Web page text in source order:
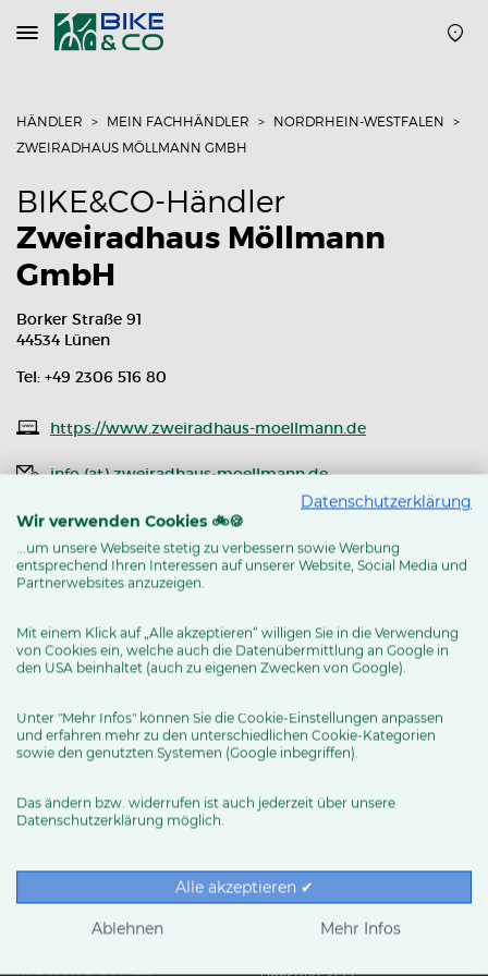
Navigation
öffnen
HÄNDLER MEIN FACHHÄNDLER
NORDRHEIN-WESTFALEN
ZWEIRADHAUS MÖLLMANN GMBH
BIKE&CO-Händler
Zweiradhaus Möllmann
GmbH
Borker Straße 91
44534 Lünen
Tel: +49 2306 516 80
https://www.zweiradhaus-moellmann.de
info (at) zweiradhaus-moellmann.de
Routenplaner
MEHR ERFAHREN
News & Trends
Ratgeber
Datenschutzerklärung
Wir verwenden Cookies 🚲🍪
...um unsere Webseite stetig zu verbessern sowie Werbung
entsprechend Ihren Interessen auf unserer Website, Social Media und
Partnerwebsites anzuzeigen.
Mit einem Klick auf „Alle akzeptieren“ willigen Sie in die Verwendung
von Cookies ein, welche auch die Datenübermittlung an Google in
den USA beinhaltet (auch zu eigenen Zwecken von Google).
Unter "Mehr Infos" können Sie die Cookie-Einstellungen anpassen
und erfahren mehr zu den unterschiedlichen Cookie-Kategorien
sowie den genutzten Systemen (Google inbegriffen).
Das ändern bzw. widerrufen ist auch jederzeit über unsere
Datenschutzerklärung möglich.
Alle akzeptieren ✔
Ablehnen Mehr Infos